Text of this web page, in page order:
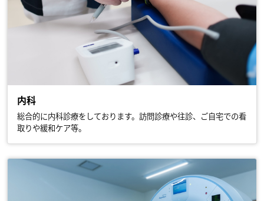
内科
総合的に内科診療をしております。訪問診療や往診、ご自宅での看
取りや緩和ケア等。